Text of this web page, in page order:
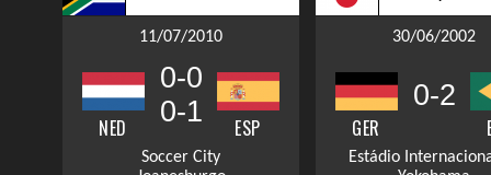
11/07/2010
NED
0-0
0-1
ESP
Soccer City
30/06/2002
GER
0-2
Estádio